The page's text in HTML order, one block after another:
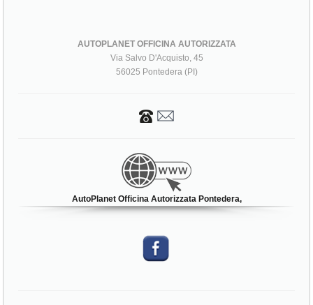
AUTOPLANET OFFICINA AUTORIZZATA
Via Salvo D'Acquisto, 45
56025 Pontedera (PI)
AutoPlanet Officina Autorizzata Pontedera,